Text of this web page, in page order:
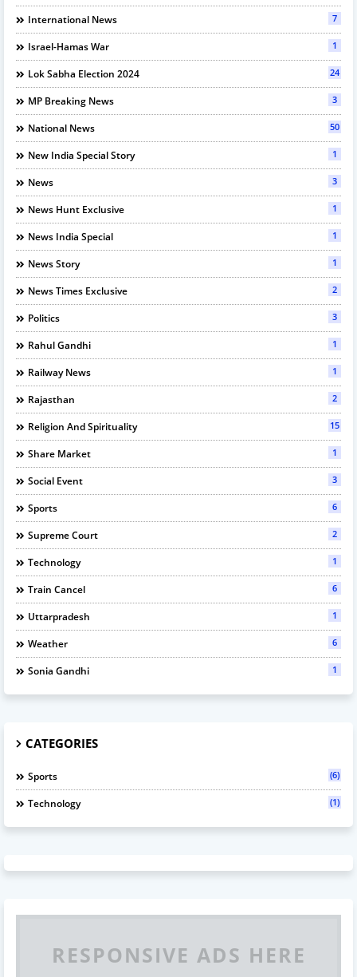
International News 7
Israel-Hamas War 1
Lok Sabha Election 2024 24
MP Breaking News 3
National News 50
New India Special Story 1
News 3
News Hunt Exclusive 1
News India Special 1
News Story 1
News Times Exclusive 2
Politics 3
Rahul Gandhi 1
Railway News 1
Rajasthan 2
Religion And Spirituality 15
Share Market 1
Social Event 3
Sports 6
Supreme Court 2
Technology 1
Train Cancel 6
Uttarpradesh 1
Weather 6
Sonia Gandhi 1
CATEGORIES
Sports (6)
Technology (1)
RESPONSIVE ADS HERE